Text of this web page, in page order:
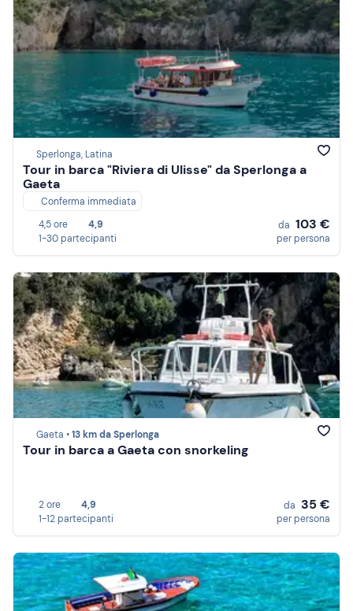
Sperlonga, Latina
Tour in barca "Riviera di Ulisse" da Sperlonga a
Gaeta
Conferma immediata
4,5 ore
4,9
1-30 partecipanti
da 103 €
per persona
Gaeta •13 km da Sperlonga
Tour in barca a Gaeta con snorkeling
2 ore
4,9
1-12 partecipanti
da 35 €
per persona